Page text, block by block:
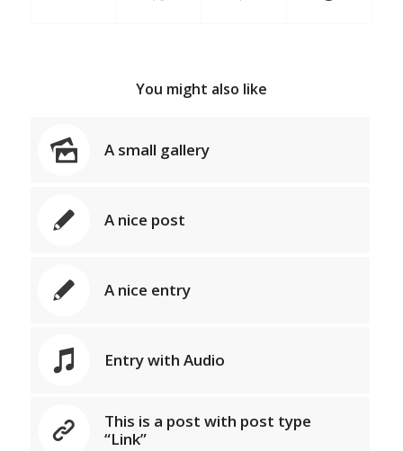
You might also like
A small gallery
A nice post
A nice entry
Entry with Audio
This is a post with post type
“Link”